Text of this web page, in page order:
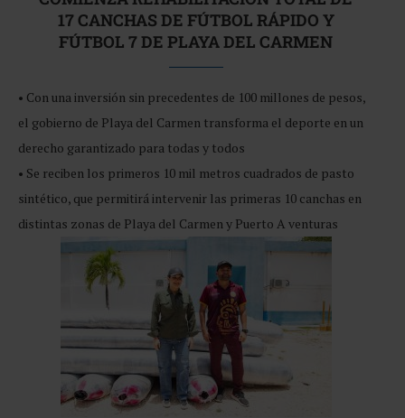
17 CANCHAS DE FÚTBOL RÁPIDO Y
FÚTBOL 7 DE PLAYA DEL CARMEN
• Con una inversión sin precedentes de 100 millones de pesos,
el gobierno de Playa del Carmen transforma el deporte en un
derecho garantizado para todas y todos
• Se reciben los primeros 10 mil metros cuadrados de pasto
sintético, que permitirá intervenir las primeras 10 canchas en
distintas zonas de Playa del Carmen y Puerto A venturas